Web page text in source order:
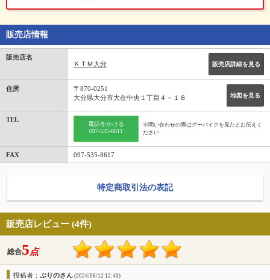
販売店情報
販売店名
ＫＴＭ大分
販売店詳細を見る
住所
地図を見る
〒870-0251
大分県大分市大在中央１丁目４－１８
TEL
電話をかける
097-535-8611
※問い合わせの際はグーバイクを見たとお伝えく
ださい
FAX 097-535-8617
特定商取引法の表記
販売店レビュー (4件)
総合5点
投稿者： ぶりのさん (2024/06/12 12:40)